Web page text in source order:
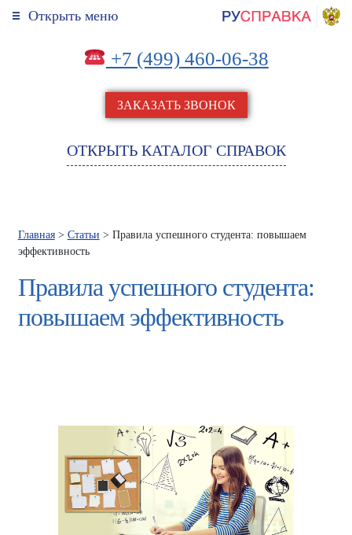
Открыть меню
ОТКРЫТЬ КАТАЛОГ СПРАВОК
+7 (499) 460-06-38
ЗАКАЗАТЬ ЗВОНОК
Главная> Статьи > Правила успешного студента: повышаем
эффективность
Правила успешного студента:
повышаем эффективность